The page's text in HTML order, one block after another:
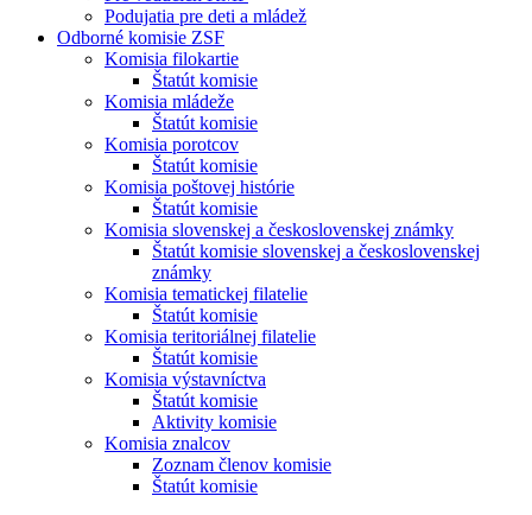
Podujatia pre deti a mládež
Odborné komisie ZSF
Komisia filokartie
Štatút komisie
Komisia mládeže
Štatút komisie
Komisia porotcov
Štatút komisie
Komisia poštovej histórie
Štatút komisie
Komisia slovenskej a československej známky
Štatút komisie slovenskej a československej
známky
Komisia tematickej filatelie
Štatút komisie
Komisia teritoriálnej filatelie
Štatút komisie
Komisia výstavníctva
Štatút komisie
Aktivity komisie
Komisia znalcov
Zoznam členov komisie
Štatút komisie